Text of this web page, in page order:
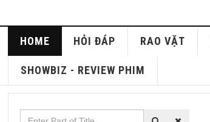
HOME HỎI ĐÁP RAO VẶT
SHOWBIZ - REVIEW PHIM
Enter